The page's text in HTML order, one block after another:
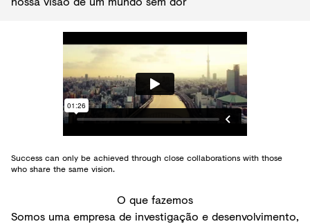
Success can only be achieved through close collaborations with those
who share the same vision.
O que fazemos
Somos uma empresa de investigação e desenvolvimento,